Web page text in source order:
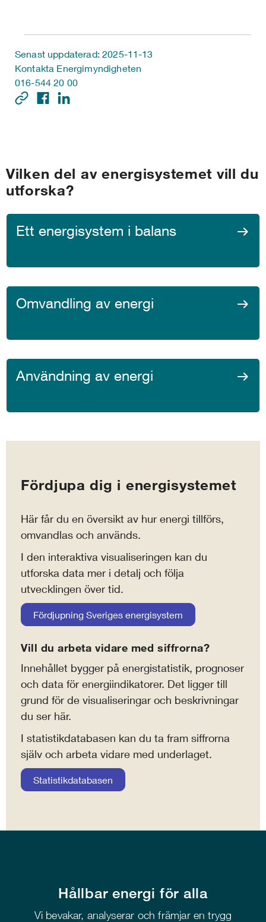
Senast uppdaterad: 2025-11-13
Kontakta Energimyndigheten
016-544 20 00
Vilken del av energisystemet vill du
utforska?
Ett energisystem i balans
Omvandling av energi
Användning av energi
Fördjupa dig i energisystemet
Här får du en översikt av hur energi tillförs,
omvandlas och används.
I den interaktiva visualiseringen kan du
utforska data mer i detalj och följa
utvecklingen över tid.
Fördjupning Sveriges energisystem
Vill du arbeta vidare med siffrorna?
Innehållet bygger på energistatistik, prognoser
och data för energiindikatorer. Det ligger till
grund för de visualiseringar och beskrivningar
du ser här.
I statistikdatabasen kan du ta fram siffrorna
själv och arbeta vidare med underlaget.
Statistikdatabasen
Hållbar energi för alla
Vi bevakar, analyserar och främjar en trygg